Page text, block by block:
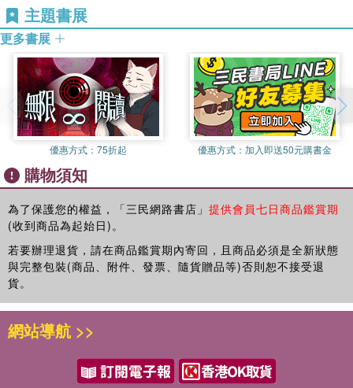
明治》（暫譯）。
查理斯聖多索有兩隻小怪獸。一隻負責干擾他創作繪本，另一隻負
牠們就變得乖巧可愛。
討這些行為產生的原因。例如：上課沒辦法專心，總是想找同學
玩、和朋友玩時總是不小心變得沒禮貌，朋友開始不喜歡他等等。
孩子們有時候一些脫序的行為並非本意，身為家長，我們應該協
助、引導孩子發現問題的源頭，找到小怪獸出現的原因。故事中，
露西決定主動面對自己內心的小怪獸，透過畫畫，她告訴老師和同
學心中的小怪獸有什麼長相、個性、以及各種搗蛋事蹟，孩子以畫
圖將情緒具體呈現，不僅能讓大人更好理解孩子內心的感受，也能
讓孩子沒有壓力，以輕鬆有趣的方式分享自己的情緒。
故事最後，露西勇於面對自己的小怪獸，不僅值得孩子學習，大人
也可以從中獲得寶貴的一課：跨出第一步，就是改變的開始。當主
角露西向大家展示自己的小怪獸後，發現每個同學都和她一樣，有
自己的小怪獸！小怪獸並不會消失，每個人都需要學習和牠相處、
接納小怪獸的不同面貌。本書將情緒擬人為具有形體的小怪獸，幫
助孩子找到與小怪獸和平共處的解決之道。
主題書展
更多書展
優惠方式： 75折起 優惠方式： 加入即送50元購書金
購物須知
為了保護您的權益，「三民網路書店」 提供會員七日商品鑑賞期
(收到商品為起始日)。
若要辦理退貨，請在商品鑑賞期內寄回，且商品必須是全新狀態
與完整包裝(商品、附件、發票、隨貨贈品等)否則恕不接受退
貨。
網站導航 >>